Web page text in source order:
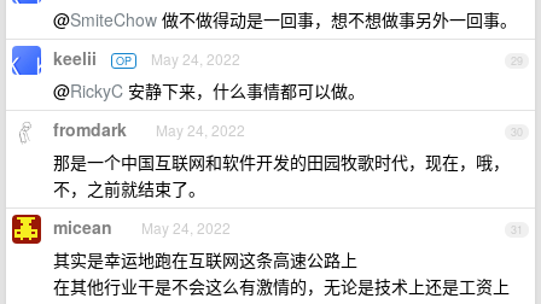
@SmiteChow 做不做得动是一回事，想不想做事另外一回事。
29
keelii OP May 24, 2022
@RickyC 安静下来，什么事情都可以做。
30
fromdark May 24, 2022
那是一个中国互联网和软件开发的田园牧歌时代，现在，哦，
不，之前就结束了。
31
micean May 24, 2022
其实是幸运地跑在互联网这条高速公路上
在其他行业干是不会这么有激情的，无论是技术上还是工资上